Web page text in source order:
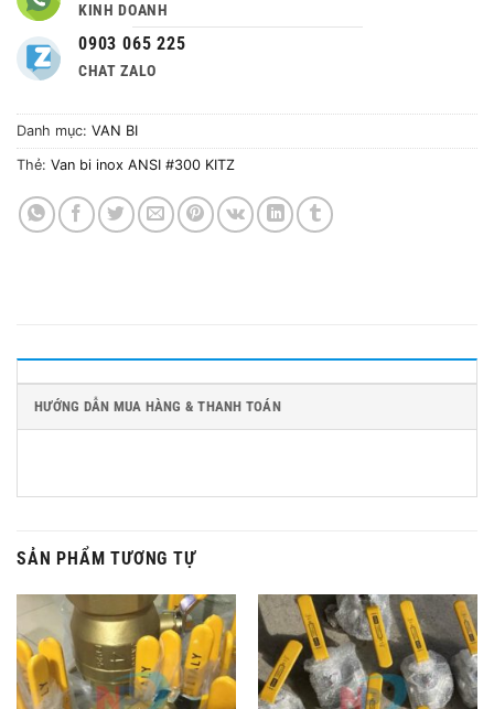
KINH DOANH
0903 065 225
CHAT ZALO
Danh mục: VAN BI
Thẻ: Van bi inox ANSI #300 KITZ
HƯỚNG DẪN MUA HÀNG & THANH TOÁN
SẢN PHẨM TƯƠNG TỰ